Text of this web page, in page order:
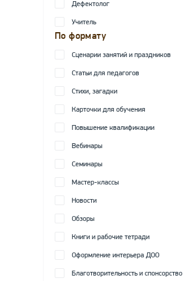
Дефектолог
Учитель
По формату
Сценарии занятий и праздников
Статьи для педагогов
Стихи, загадки
Карточки для обучения
Повышение квалификации
Вебинары
Семинары
Мастер-классы
Новости
Обзоры
Книги и рабочие тетради
Оформление интерьера ДОО
Благотворительность и спонсорство